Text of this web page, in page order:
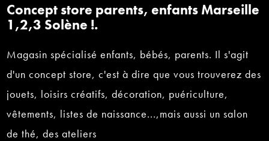
Concept store parents, enfants Marseille
1,2,3 Solène !.
Magasin spécialisé enfants, bébés, parents. Il s'agit
d'un concept store, c'est à dire que vous trouverez des
jouets, loisirs créatifs, décoration, puériculture,
vêtements, listes de naissance...,mais aussi un salon
de thé, des ateliers